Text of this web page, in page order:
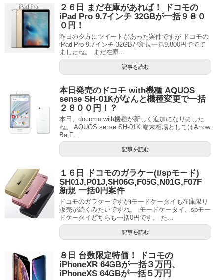
２６日 まだ在庫があれば！ ドコモの
iPad Pro 9.7インチ 32GBが一括９８０
０円！
昨日の夕方にツイートがあった案件ですが ドコモの
iPad Pro 9.7インチ 32GBが新規一括9,800円ででて
ましたね。 まだ在庫...
記事を読む
本日発売のドコモ with機種 AQUOS
sense SH-01Kがなんと機種変更で一括
２８００円！？
本日、docomo with機種が新しく追加になりました
ね。 AQUOS sense SH-01K 端末相場としてはArrow
Be F...
記事を読む
１６日 ドコモのガラケー(i/spモード)
SH01J,P01J,SH06G,F05G,N01G,F07F
新規 一括0円案件
ドコモのガラケーですがiモードケータイも在庫限り
販売が続くみたいですね。 iモードケータイ、spモー
ドケータイどちらも一括0円です。 た...
記事を読む
８日 台数限定特価！ ドコモの
iPhoneXR 64GBが一括３万円、
iPhoneXS 64GBが一括５万円